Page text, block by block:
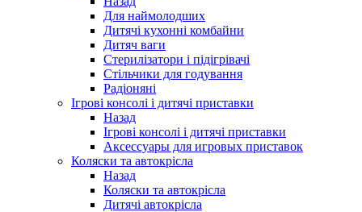
Для наймолодших
Дитячі кухонні комбайни
Дитяч ваги
Стерилізатори і підігрівачі
Стільчики для годування
Радіоняні
Ігрові консолі і дитячі приставки
Назад
Ігрові консолі і дитячі приставки
Аксессуары для игровых приставок
Коляски та автокрісла
Назад
Коляски та автокрісла
Дитячі автокрісла